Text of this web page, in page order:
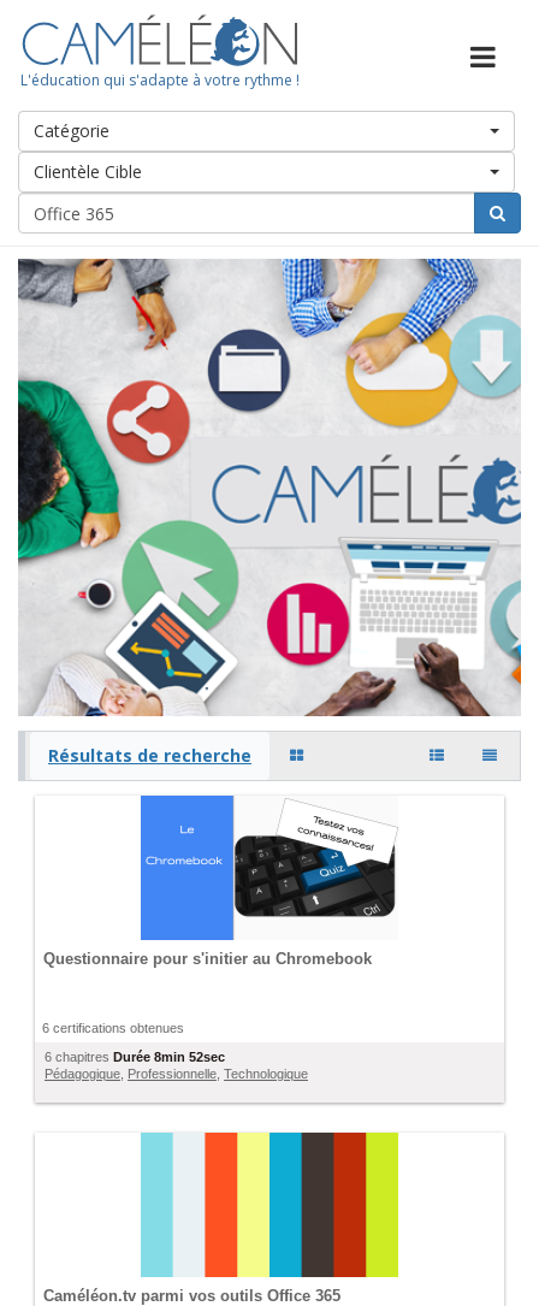
L'éducation qui s'adapte à votre rythme !
Catégorie
Clientèle Cible
Résultats de recherche
Questionnaire pour s'initier au Chromebook
6 certifications obtenues
6 chapitres Durée 8min 52sec
Pédagogique Professionnelle Technologique
Caméléon.tv parmi vos outils Office 365